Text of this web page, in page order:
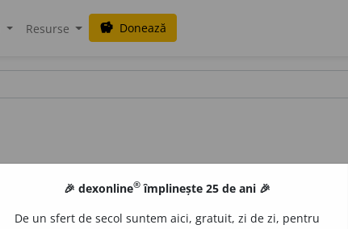
Resurse savings Donează
🎉 dexonline® împlinește 25 de ani 🎉
De un sfert de secol suntem aici, gratuit, zi de zi, pentru